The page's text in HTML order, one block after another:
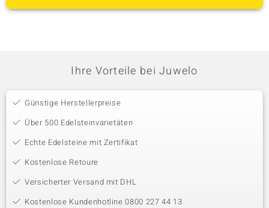
Ihre Vorteile bei Juwelo
Günstige Herstellerpreise
Über 500 Edelsteinvarietäten
Echte Edelsteine mit Zertifikat
Kostenlose Retoure
Versicherter Versand mit DHL
Kostenlose Kundenhotline 0800 227 44 13